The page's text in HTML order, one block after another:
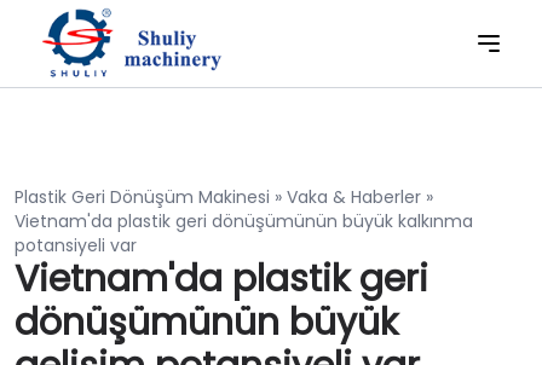
Plastik Geri Dönüşüm Makinesi » Vaka & Haberler »
Vietnam'da plastik geri dönüşümünün büyük kalkınma
potansiyeli var
Vietnam'da plastik geri
dönüşümünün büyük